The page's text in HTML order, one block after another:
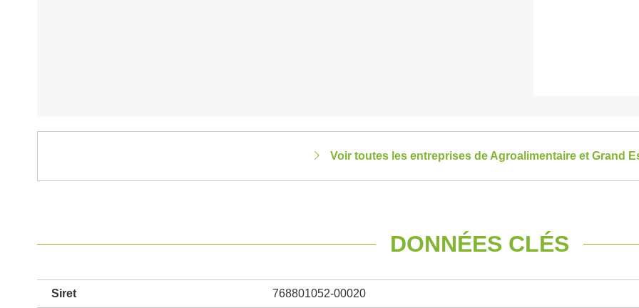
Voir toutes les entreprises de Agroalimentaire et Grand
DONNÉES CLÉS
Siret 768801052-00020